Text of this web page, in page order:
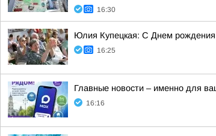
16:30
Юлия Купецкая: С Днем
16:25
Главные новости – именно для
16:16